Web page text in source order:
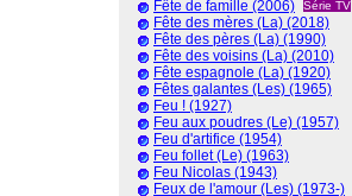
Fête de famille (2006) Série TV
Fête des mères (La) (2018)
Fête des pères (La) (1990)
Fête des voisins (La) (2010)
Fête espagnole (La) (1920)
Fêtes galantes (Les) (1965)
Feu ! (1927)
Feu aux poudres (Le) (1957)
Feu d'artifice (1954)
Feu follet (Le) (1963)
Feu Nicolas (1943)
Feux de l'amour (Les) (1973-)